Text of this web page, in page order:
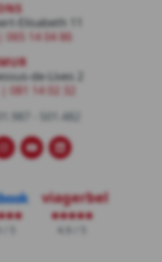
Elisabeth 11
065 14 04 86
de-Lives 2
081 14 02 32‬
- 501.482
ViagerbelViagerbelViagerbel
5
viagerbel
4.9 / 5